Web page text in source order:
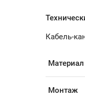
Кабель-
Монтаж